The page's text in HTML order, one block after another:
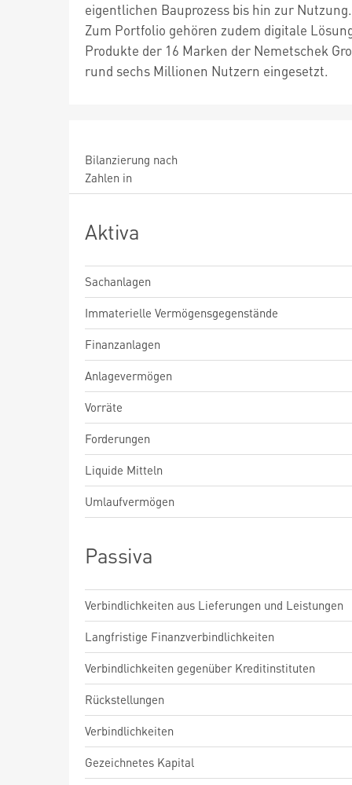
eigentlichen Bauprozess bis hin zur
Zum Portfolio gehören zudem digitale
Produkte der 16 Marken der Nemetschek
rund sechs Millionen Nutzern eingesetzt.
Bilanzierung nach
Zahlen in
Aktiva
Sachanlagen
Immaterielle Vermögensgegenstände
Finanzanlagen
Anlagevermögen
Vorräte
Forderungen
Liquide Mitteln
Umlaufvermögen
Passiva
Verbindlichkeiten aus Lieferungen und Leistungen
Langfristige Finanzverbindlichkeiten
Verbindlichkeiten gegenüber Kreditinstituten
Rückstellungen
Verbindlichkeiten
Gezeichnetes Kapital